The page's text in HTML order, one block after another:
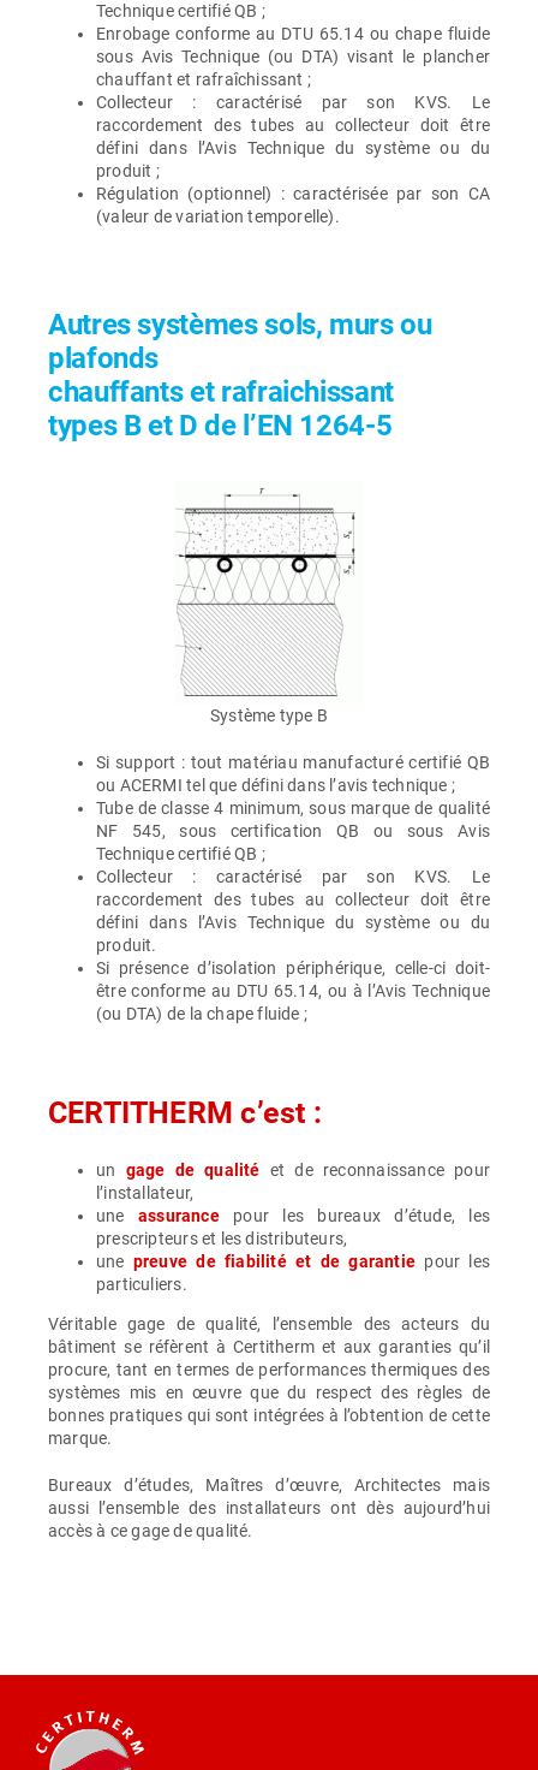
Technique certifié QB ;
Enrobage conforme au DTU 65.14 ou chape fluide
sous Avis Technique (ou DTA) visant le plancher
chauffant et rafraîchissant ;
Collecteur : caractérisé par son KVS. Le
raccordement des tubes au collecteur doit être
défini dans l’Avis Technique du système ou du
produit ;
Régulation (optionnel) : caractérisée par son CA
(valeur de variation temporelle).
Autres systèmes sols, murs ou
plafonds
chauffants et rafraichissant
types B et D de l’EN 1264-5
Système type B
Si support : tout matériau manufacturé certifié QB
ou ACERMI tel que défini dans l’avis technique ;
Tube de classe 4 minimum, sous marque de qualité
NF 545, sous certification QB ou sous Avis
Technique certifié QB ;
Collecteur : caractérisé par son KVS. Le
raccordement des tubes au collecteur doit être
défini dans l’Avis Technique du système ou du
produit.
Si présence d’isolation périphérique, celle-ci doit-
être conforme au DTU 65.14, ou à l’Avis Technique
(ou DTA) de la chape fluide ;
CERTITHERM c’est :
un gage de qualité et de reconnaissance pour
l’installateur,
une assurancepour les bureaux d’étude, les
prescripteurs et les distributeurs,
une preuve de fiabilité et de garantie pour les
particuliers.
Véritable gage de qualité, l’ensemble des acteurs du
bâtiment se réfèrent à Certitherm et aux garanties qu’il
procure, tant en termes de performances thermiques des
systèmes mis en œuvre que du respect des règles de
bonnes pratiques qui sont intégrées à l’obtention de cette
marque.
Bureaux d’études, Maîtres d’œuvre, Architectes mais
aussi l’ensemble des installateurs ont dès aujourd’hui
accès à ce gage de qualité.